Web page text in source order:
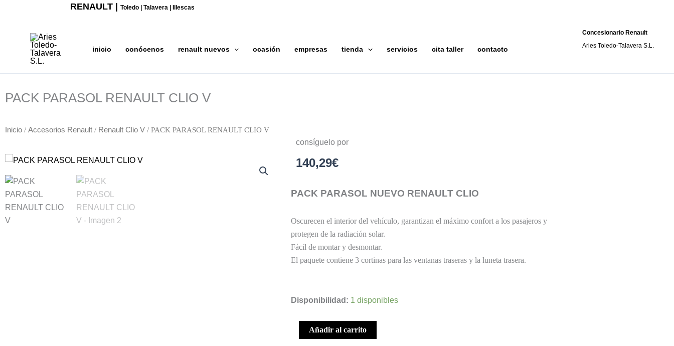
contenido
RENAULT | Toledo | Talavera | Illescas
inicio conócenos renault nuevos ocasión empresas tienda servicios cita taller contacto
Concesionario Renault
Aries Toledo-Talavera S.L.
PACK PARASOL RENAULT CLIO V
Inicio / Accesorios Renault / Renault Clio V / PACK PARASOL RENAULT CLIO V
consíguelo por
140,29€
PACK PARASOL NUEVO RENAULT CLIO
Oscurecen el interior del vehículo, garantizan el máximo confort a los pasajeros y
protegen de la radiación solar.
Fácil de montar y desmontar.
El paquete contiene 3 cortinas para las ventanas traseras y la luneta trasera.
Disponibilidad: 1 disponibles
PACK
RENAULT
CLIO
Añadir al carrito